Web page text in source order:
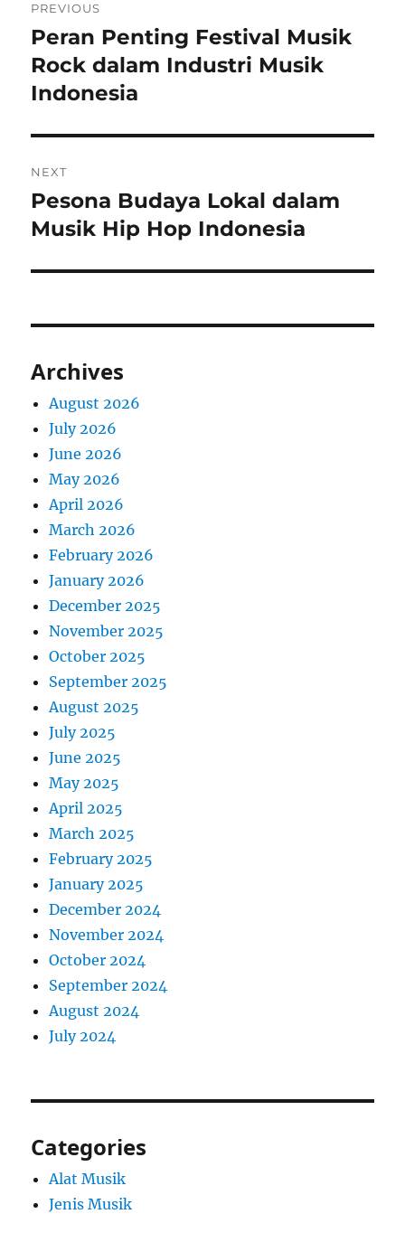
navigation
PREVIOUS
Previous
post:
Peran Penting Festival Musik
Rock dalam Industri Musik
Indonesia
NEXT
Next
post:
Pesona Budaya Lokal dalam
Musik Hip Hop Indonesia
Archives
August 2026
July 2026
June 2026
May 2026
April 2026
March 2026
February 2026
January 2026
December 2025
November 2025
October 2025
September 2025
August 2025
July 2025
June 2025
May 2025
April 2025
March 2025
February 2025
January 2025
December 2024
November 2024
October 2024
September 2024
August 2024
July 2024
Categories
Alat Musik
Jenis Musik